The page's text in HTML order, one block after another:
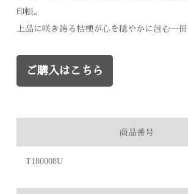
印帳。
上品に咲き誇る桔梗が心を穏やかに包む一冊
ご購入はこちら
商品番号
T180008U